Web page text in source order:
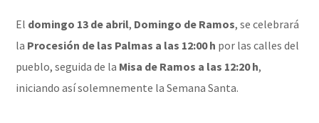
El domingo 13 de abril, Domingo de Ramos, se celebrará
la Procesión de las Palmas a las 12:00 h por las calles del
pueblo, seguida de la Misa de Ramos a las 12:20 h,
iniciando así solemnemente la Semana Santa.